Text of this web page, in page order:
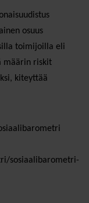
osuus
toimijoilla eli
määrin riskit
kiteyttää
sosiaalibarometri-